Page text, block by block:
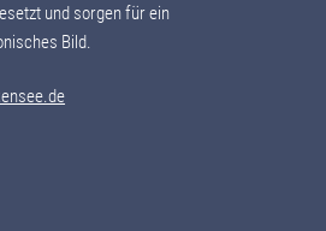
und sorgen für ein
Bild.